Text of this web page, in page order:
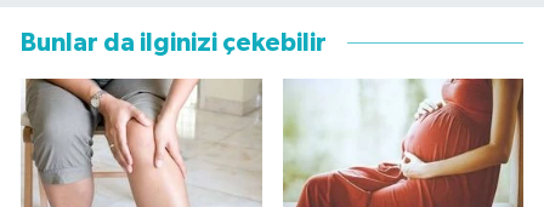
Bunlar da ilginizi çekebilir